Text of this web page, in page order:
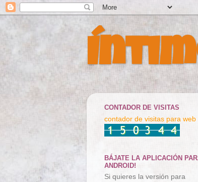
CONTADOR DE VISITAS
contador de visitas para web
BÁJATE LA APLICACIÓN
ANDROID!
Si quieres la versión para